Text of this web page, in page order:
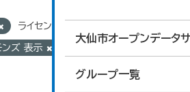
大仙市オープンデータ
グループ一覧
ライセンス:
ンズ 表示